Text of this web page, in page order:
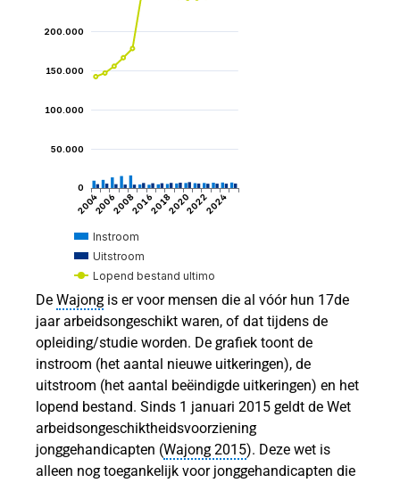
leeftijd
0
50.000
100.000
150.000
200.000
20042006200820162018202020222024
Instroom
Uitstroom
Lopend bestand ultimo
DeWajongis er voor mensen die al vóór hun 17de
jaar arbeidsongeschikt waren, of dat tijdens de
opleiding/studie worden. De grafiek toont de
instroom (het aantal nieuwe uitkeringen), de
uitstroom (het aantal beëindigde uitkeringen) en het
lopend bestand. Sinds 1 januari 2015 geldt de Wet
arbeidsongeschiktheidsvoorziening
jonggehandicapten (Wajong 2015). Deze wet is
alleen nog toegankelijk voor jonggehandicapten die